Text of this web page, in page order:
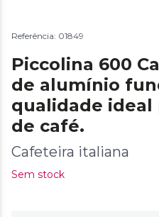
Referência: 01849
Piccolina 600
de alumínio
qualidade ideal
de café.
Cafeteira italiana
Sem stock